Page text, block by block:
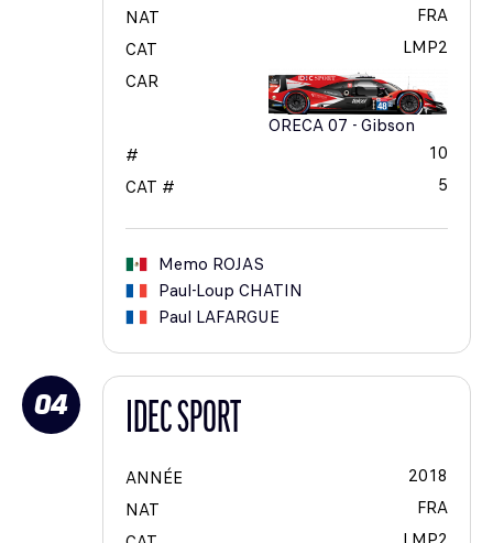
NAT
FRA
CAT
LMP2
CAR
ORECA 07 - Gibson
#
10
CAT #
5
Memo ROJAS
Paul-Loup CHATIN
Paul LAFARGUE
04 IDEC SPORT
ANNÉE
2018
NAT
FRA